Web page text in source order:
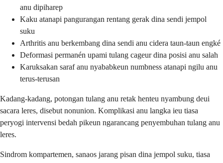
anu dipiharep
Kaku atanapi pangurangan rentang gerak dina sendi jempol
suku
Arthritis anu berkembang dina sendi anu cidera taun-taun engké
Deformasi permanén upami tulang cageur dina posisi anu salah
Karuksakan saraf anu nyababkeun numbness atanapi ngilu anu
terus-terusan
Kadang-kadang, potongan tulang anu retak henteu nyambung deui
sacara leres, disebut nonunion. Komplikasi anu langka ieu tiasa
peryogi intervensi bedah pikeun ngarancang penyembuhan tulang anu
leres.
Sindrom kompartemen, sanaos jarang pisan dina jempol suku, tiasa